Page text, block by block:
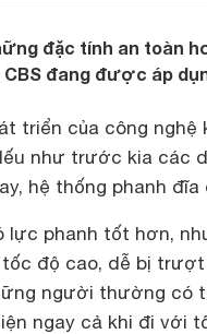
đặc tính an toàn
CBS đang được áp
triển của công nghệ
như trước kia các
hệ thống phanh
lực phanh tốt hơn,
độ cao, dễ bị trượt
người thường có
ngay cả khi đi với